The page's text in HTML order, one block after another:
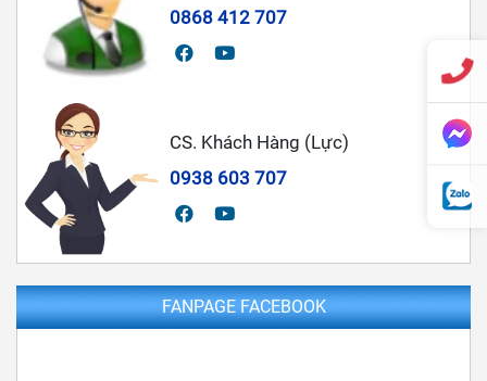
0868 412 707
CS. Khách Hàng (Lực)
0938 603 707
FANPAGE FACEBOOK